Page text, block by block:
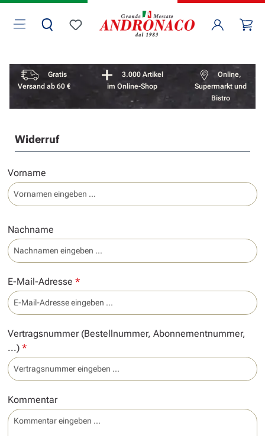
Zum Hauptinhalt springen
Du hast 0 Produkte auf dem Merkzettel
Vorteile überspringen
Gratis
Versand ab 60 €
3.000 Artikel
im Online-Shop
Online,
Supermarkt und
Bistro
Widerruf
Vorname
Nachname
E-Mail-Adresse *
Vertragsnummer (Bestellnummer, Abonnementnummer,
...) *
Kommentar